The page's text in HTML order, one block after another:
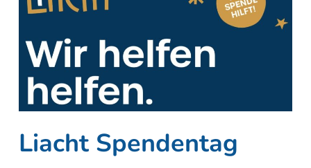
Liacht Spendentag